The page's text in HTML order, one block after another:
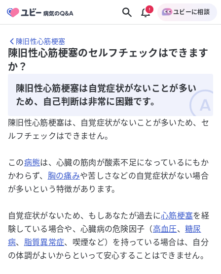
ユビーに相談
陳旧性心筋梗塞
陳旧性心筋梗塞のセルフチェックはできます
か？
陳旧性心筋梗塞は自覚症状がないことが多い
ため、自己判断は非常に困難です。
陳旧性心筋梗塞は、自覚症状がないことが多いため、セ
ルフチェックはできません。
この病態は、心臓の筋肉が酸素不足になっているにもか
かわらず、 胸の痛みや苦しさなどの自覚症状がない場合
が多いという特徴があります。
自覚症状がないため、もしあなたが過去に心筋梗塞を経
験している場合や、心臓病の危険因子（高血圧、糖尿
病、 脂質異常症、喫煙など）を持っている場合は、自分
の体調がよいからといって安心することはできません。